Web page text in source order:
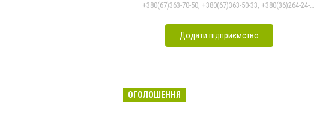
+380(67)363-70-50, +380(67)363-50-33, +380(36)264-24-10
Додати підприємство
ОГОЛОШЕННЯ